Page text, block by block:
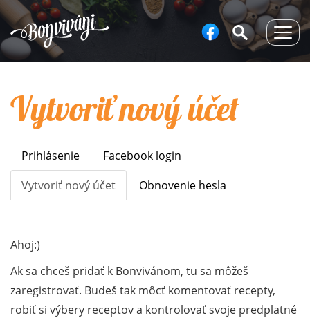
Vytvoriť nový účet
Primary
tabs
Prihlásenie
Facebook login
Vytvoriť nový účet (aktívna
karta)
Obnovenie hesla
Ahoj:)
Ak sa chceš pridať k Bonvivánom, tu sa môžeš
zaregistrovať. Budeš tak môcť komentovať recepty,
robiť si výbery receptov a kontrolovať svoje predplatné